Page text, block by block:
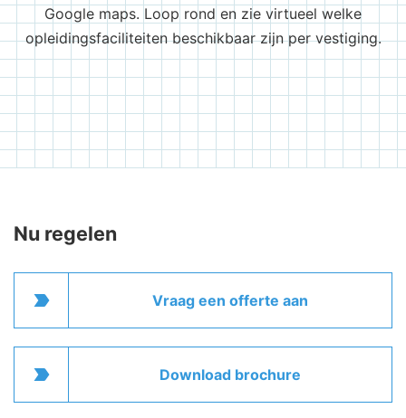
Google maps. Loop rond en zie virtueel welke
opleidingsfaciliteiten beschikbaar zijn per vestiging.
Nu regelen
label_important Vraag een offerte aan
label_important Download brochure